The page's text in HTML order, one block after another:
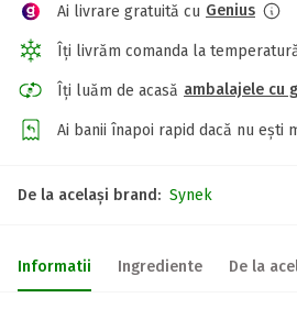
Ai livrare gratuită cu Genius
Îți livrăm comanda la
Îți luăm de acasă ambalajele cu
Ai banii înapoi rapid dacă nu ești
De la același brand: Synek
Informatii Ingrediente De la